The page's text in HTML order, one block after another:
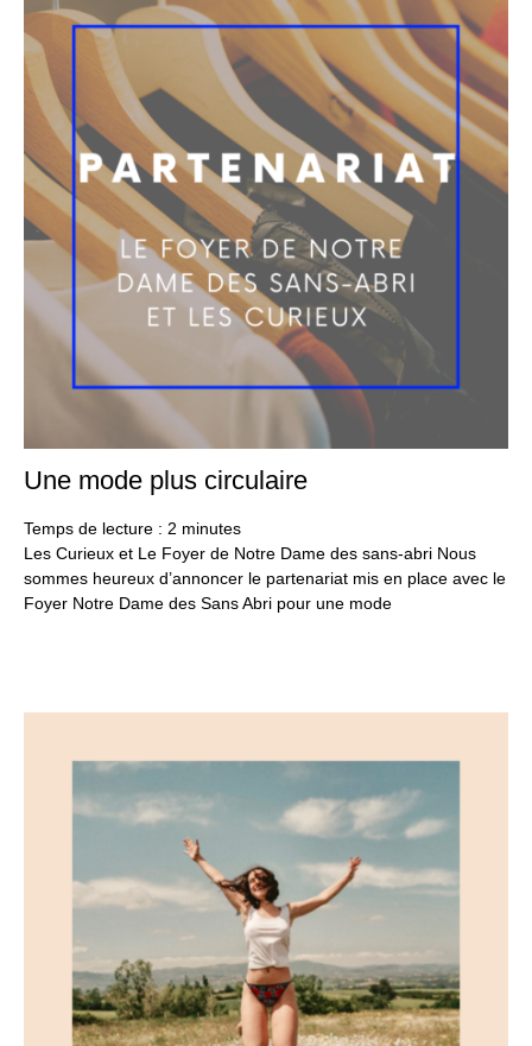
Une mode plus circulaire
Temps de lecture : 2 minutes
Les Curieux et Le Foyer de Notre Dame des sans-abri Nous
sommes heureux d’annoncer le partenariat mis en place avec le
Foyer Notre Dame des Sans Abri pour une mode